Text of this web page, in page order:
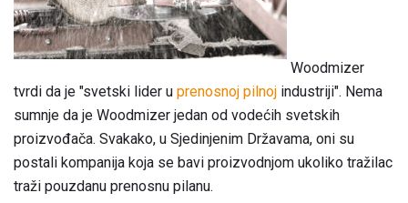
Woodmizer
tvrdi da je "svetski lider u prenosnoj pilnoj industriji". Nema
sumnje da je Woodmizer jedan od vodećih svetskih
proizvođača. Svakako, u Sjedinjenim Državama, oni su
postali kompanija koja se bavi proizvodnjom ukoliko tražilac
traži pouzdanu prenosnu pilanu.